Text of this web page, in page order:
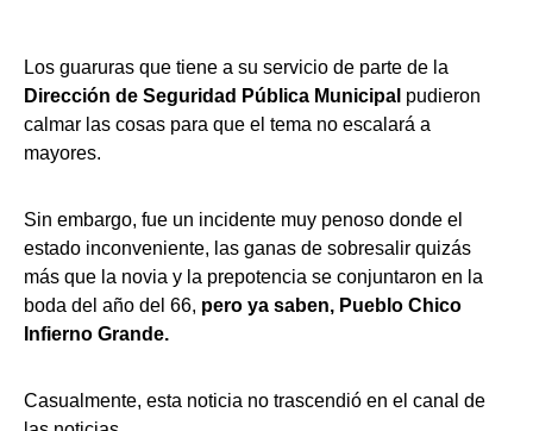
Los guaruras que tiene a su servicio de parte de la
Dirección de Seguridad Pública Municipal pudieron
calmar las cosas para que el tema no escalará a
mayores.
Sin embargo, fue un incidente muy penoso donde el
estado inconveniente, las ganas de sobresalir quizás
más que la novia y la prepotencia se conjuntaron en la
boda del año del 66, pero ya saben, Pueblo Chico
Infierno Grande.
Casualmente, esta noticia no trascendió en el canal de